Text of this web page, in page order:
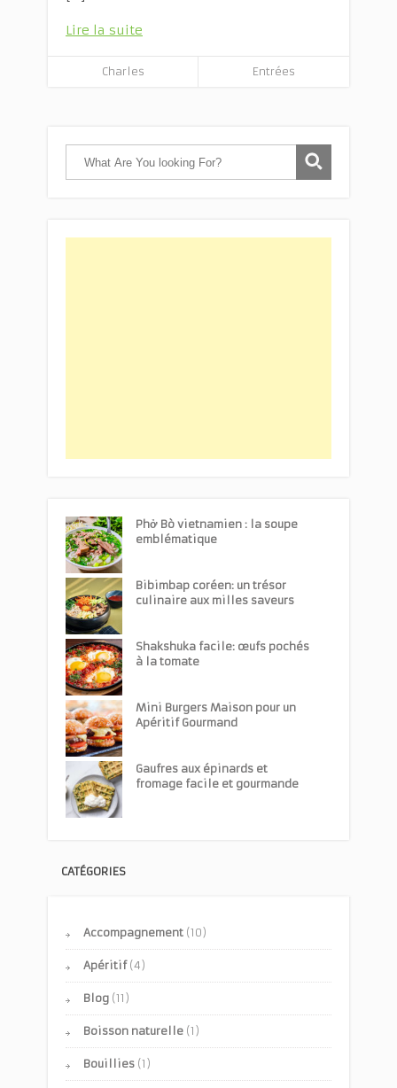
Lire la suite
Charles Entrées
Phở Bò vietnamien : la soupe
emblématique
Bibimbap coréen: un trésor
culinaire aux milles saveurs
Shakshuka facile: œufs pochés
à la tomate
Mini Burgers Maison pour un
Apéritif Gourmand
Gaufres aux épinards et
fromage facile et gourmande
CATÉGORIES
Accompagnement (10)
Apéritif(4)
Blog (11)
Boisson naturelle (1)
Bouillies (1)